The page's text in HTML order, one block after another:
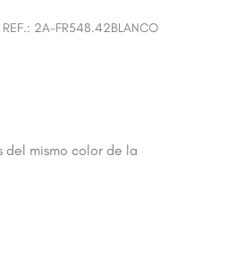
REF.: 2A-FR548.42BLANCO
mismo color de la